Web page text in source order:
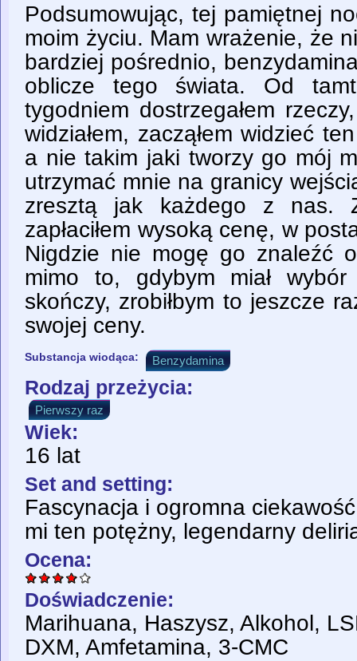
Podsumowując, tej pamiętnej
moim życiu. Mam wrażenie, że
bardziej pośrednio,
oblicze tego świata. Od
tygodniem dostrzegałem
widziałem, zacząłem widzieć
a nie takim jaki tworzy go mój
utrzymać mnie na granicy
zresztą jak każdego z nas.
zapłaciłem wysoką cenę, w
Nigdzie nie mogę go znaleźć
mimo to, gdybym miał
skończy, zrobiłbym to jeszcze
swojej ceny.
Substancja wiodąca: Benzydamina
Rodzaj przeżycia:
Pierwszy raz
Wiek:
16 lat
Set and setting:
Fascynacja i ogromna
mi ten potężny, legendarny
Ocena:
Doświadczenie:
Marihuana, Haszysz, Alkohol,
DXM, Amfetamina, 3-CMC